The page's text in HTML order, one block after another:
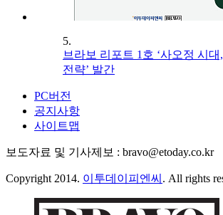
5.
브라보 리포트 1호 ‘사오정 시대
전략’ 발간
PC버전
공지사항
사이트맵
보도자료 및 기사제보 : bravo@etoday.co.kr
Copyright 2014. 이투데이피엔씨 . All rights